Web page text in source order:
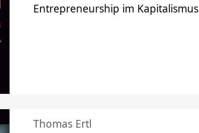
Entrepreneurship im Kapitalismus
Thomas Ertl